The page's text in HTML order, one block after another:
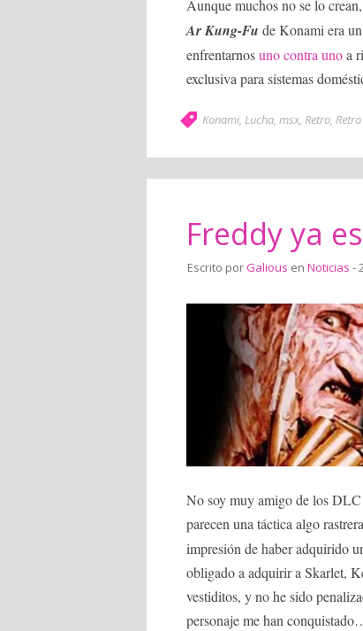
Aunque muchos no se lo
Ar Kung-Fu de Konami era
enfrentarnosuno contra unoa
exclusiva para sistemas
Konami, Lucha, msx, Retro,
Freddy ya
Escrito por Galious en Noticias -
No soy muy amigo de los DLC
parecen una táctica algo
impresión de haber adquirido
obligado a adquirir a Skarlet,
vestiditos, y no he sido
personaje me han